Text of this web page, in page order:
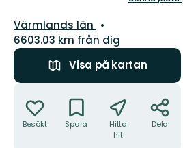
Län:
Värmlands län
6603.03 km från dig
Visa på kartan
Besökt Spara
Hitta
hit
Dela